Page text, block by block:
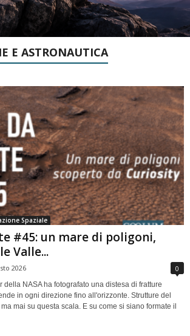
E ASTRONAUTICA
Spaziale
#45: un mare di poligoni,
Valle...
2026 0
della NASA ha fotografato una distesa di fratture
in ogni direzione fino all'orizzonte. Strutture del
mai su questa scala. E su come si siano formate il